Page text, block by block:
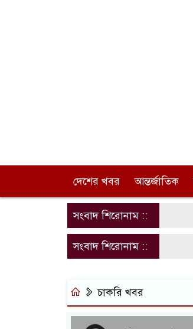
দেশের খবর আন্তর্জাতিক
সংবাদ শিরোনাম ::
সংবাদ শিরোনাম ::
চাকরি খবর